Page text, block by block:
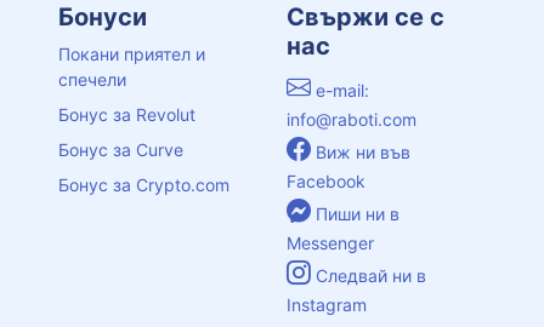
Бонуси
Покани приятел и
спечели
Бонус за Revolut
Бонус за Curve
Бонус за Crypto.com
Свържи се с
нас
e-mail:
info@raboti.com
Виж ни във
Facebook
Пиши ни в
Messenger
Следвай ни в
Instagram